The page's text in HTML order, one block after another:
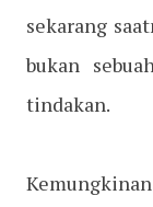
sekarang
bukan
tindakan.